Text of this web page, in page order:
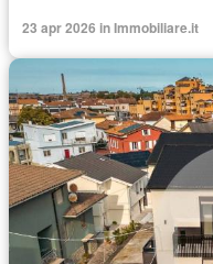
23 apr 2026 in Immobiliare.it